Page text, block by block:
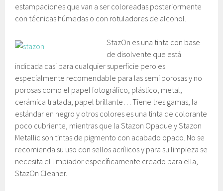
estampaciones que van a ser coloreadas posteriormente
con técnicas húmedas o con rotuladores de alcohol.
StazOn es una tinta con base
de disolvente que está
indicada casi para cualquier superficie pero es
especialmente recomendable para las semi porosas y no
porosas como el papel fotográfico, plástico, metal,
cerámica tratada, papel brillante… Tiene tres gamas, la
estándar en negro y otros colores es una tinta de colorante
poco cubriente, mientras que la Stazon Opaque y Stazon
Metallic son tintas de pigmento con acabado opaco. No se
recomienda su uso con sellos acrílicos y para su limpieza se
necesita el limpiador específicamente creado para ella,
StazOn Cleaner.